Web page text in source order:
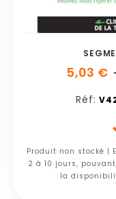
5,03 €
Réf:
Produit non stocké |
2 à 10 jours,
la